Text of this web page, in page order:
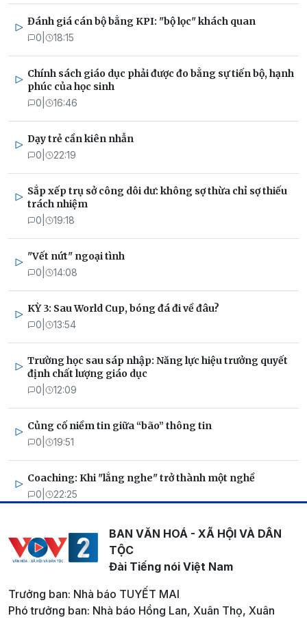
Đánh giá cán bộ bằng KPI: "bộ lọc" khách quan
0 18:15
Chính sách giáo dục phải được đo bằng sự tiến bộ, hạnh
phúc của học sinh
0 16:46
Dạy trẻ cần kiên nhẫn
0 22:19
Sắp xếp trụ sở công dôi dư: không sợ thừa chỉ sợ thiếu
trách nhiệm
0 19:18
"Vết nứt" ngoại tình
0 14:08
KỲ 3: Sau World Cup, bóng đá đi về đâu?
0 13:54
Trường học sau sáp nhập: Năng lực hiệu trưởng quyết
định chất lượng giáo dục
0 12:09
Củng cố niềm tin giữa “bão” thông tin
0 19:51
Coaching: Khi "lắng nghe" trở thành một nghề
0 22:25
BAN VĂN HOÁ - XÃ HỘI VÀ DÂN
TỘC
Đài Tiếng nói Việt Nam
Trưởng ban: Nhà báo TUYẾT MAI
Phó trưởng ban: Nhà báo Hồng Lan, Xuân Thọ, Xuân